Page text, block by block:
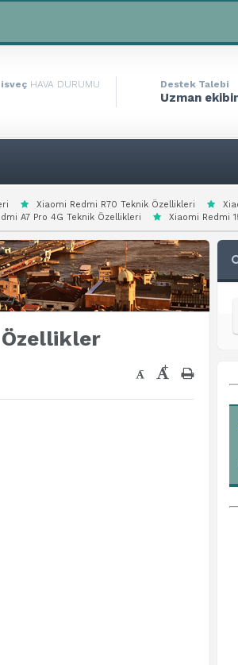
isveç HAVA DURUMU Destek Talebi
Uzman
Xiaomi Redmi R70 Teknik Özellikleri
A7 Pro 4G Teknik Özellikleri Xiaomi Redmi
Özellikler
- +